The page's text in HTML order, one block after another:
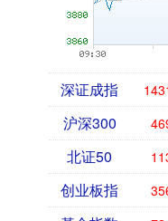
深证成指
沪深300
北证50
创业板指